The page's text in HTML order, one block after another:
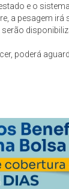
e o
a pesagem irá
poderá